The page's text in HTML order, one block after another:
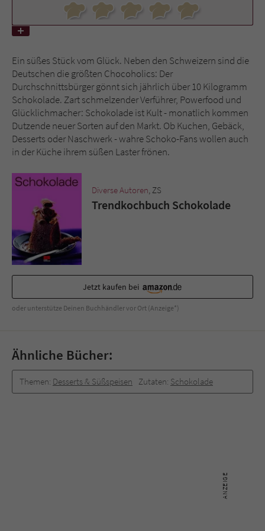
Ein süßes Stück vom Glück. Neben den Schweizern sind die
Deutschen die größten Chocoholics: Der
Durchschnittsbürger gönnt sich jährlich über 10 Kilogramm
Schokolade. Zart schmelzender Verführer, Powerfood und
Glücklichmacher: Schokolade ist Kult - monatlich kommen
Dutzende neuer Sorten auf den Markt. Ob Kuchen, Gebäck,
Desserts oder Naschwerk - wahre Schoko-Fans wollen auch
in der Küche ihrem süßen Laster frönen.
Diverse Autoren, ZS
Trendkochbuch Schokolade
Jetzt kaufen bei
oder unterstütze Deinen Buchhändler vor Ort (Anzeige*)
Ähnliche Bücher:
Themen: Desserts & Süßspeisen Zutaten: Schokolade
Name tx_pwcomments_ahash
Anbieter Literatur-Couch Medien GmbH & Co. KG
Laufzeit 1 Jahr
Zweck Cookie für Kommentare einzelner Buchtitel
Name fe_typo_user
Anbieter
Laufzeit Session
Zweck
überprüfen.